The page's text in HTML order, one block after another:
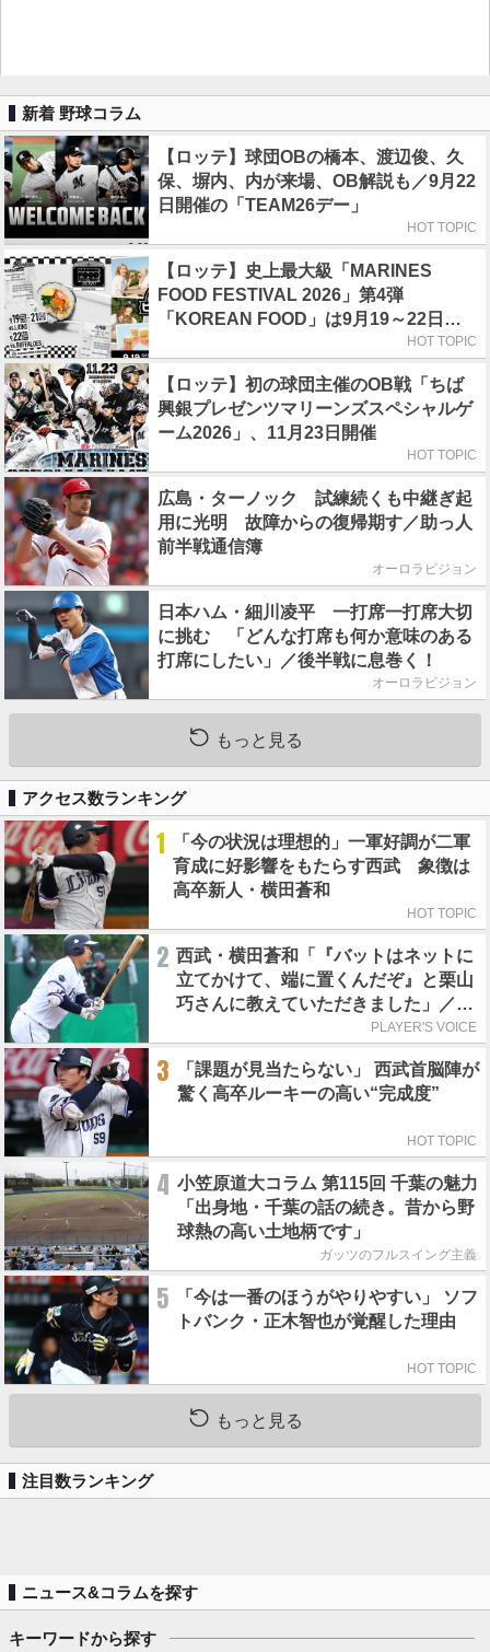
新着 野球コラム
【ロッテ】球団OBの橋本、渡辺俊、久
保、塀内、内が来場、OB解説も／9月22
日開催の「TEAM26デー」
HOT TOPIC
【ロッテ】史上最大級「MARINES
FOOD FESTIVAL 2026」第4弾
「KOREAN FOOD」は9月19～22日／
HOT TOPIC
【ロッテ】初の球団主催のOB戦「ちば
興銀プレゼンツマリーンズスペシャルゲ
ーム2026」、11月23日開催
HOT TOPIC
広島・ターノック 試練続くも中継ぎ起
用に光明 故障からの復帰期す／助っ人
前半戦通信簿
オーロラビジョン
日本ハム・細川凌平 一打席一打席大切
に挑む 「どんな打席も何か意味のある
打席にしたい」／後半戦に息巻く！
オーロラビジョン
もっと見る
アクセス数ランキング
1
「今の状況は理想的」一軍好調が二軍
育成に好影響をもたらす西武 象徴は
高卒新人・横田蒼和
HOT TOPIC
2 西武・横田蒼和「『バットはネットに
立てかけて、端に置くんだぞ』と栗山
巧さんに教えていただきました」／憧
PLAYER'S VOICE
3
「課題が見当たらない」 西武首脳陣が
驚く高卒ルーキーの高い“完成度”
HOT TOPIC
4 小笠原道大コラム 第115回 千葉の魅力
「出身地・千葉の話の続き。昔から野
球熱の高い土地柄です」
ガッツのフルスイング主義
5
「今は一番のほうがやりやすい」 ソフ
トバンク・正木智也が覚醒した理由
HOT TOPIC
もっと見る
注目数ランキング
ニュース&コラムを探す
キーワードから探す